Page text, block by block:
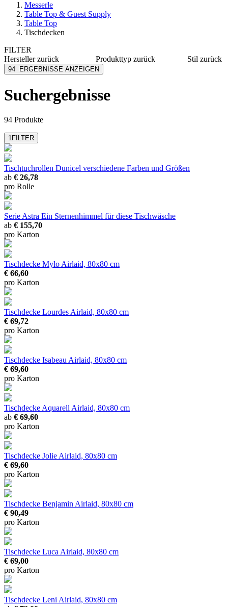
Messerle
Table Top & Guest Supply
Table Top
Tischdecken
FILTER
Herstellerzurück
Duni Table Top
Mank
MESSERLE
Produkttyp zurück
Stil zurück
94 ERGEBNISSE ANZEIGEN
Suchergebnisse
94 Produkte
1FILTER
Tischtuchrollen Dunicel verschiedene Farben und Größen
ab € 26,78
pro Rolle
Serie Astra Ein Sternenhimmel für diese Tischwäsche
ab € 155,70
pro Karton
Tischdecke Mylo Airlaid, 80x80 cm
€ 66,60
pro Karton
Tischdecke Lourdes Airlaid, 80x80 cm
€ 69,72
pro Karton
Tischdecke Isabeau Airlaid, 80x80 cm
€ 69,60
pro Karton
Tischdecke Aquarell Airlaid, 80x80 cm
ab € 69,60
pro Karton
Tischdecke Jolie Airlaid, 80x80 cm
€ 69,60
pro Karton
Tischdecke Benjamin Airlaid, 80x80 cm
€ 90,49
pro Karton
Tischdecke Luca Airlaid, 80x80 cm
€ 69,00
pro Karton
Tischdecke Leni Airlaid, 80x80 cm